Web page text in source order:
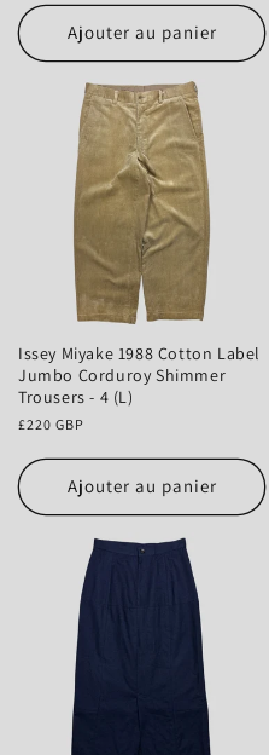
Ajouter au panier
Issey Miyake 1988 Cotton Label
Jumbo Corduroy Shimmer
Trousers - 4 (L)
Prix
£220 GBP
Ajouter au panier